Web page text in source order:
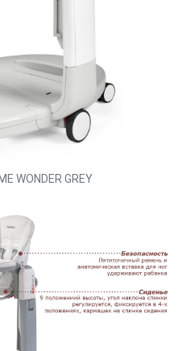
WONDER GREY